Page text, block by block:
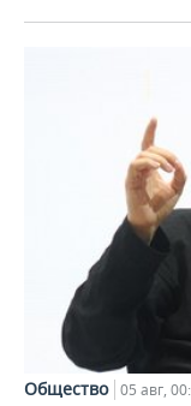
Общество 05 авг,